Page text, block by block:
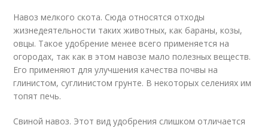
Навоз мелкого скота. Сюда относятся отходы
жизнедеятельности таких животных, как бараны, козы,
овцы. Такое удобрение менее всего применяется на
огородах, так как в этом навозе мало полезных веществ.
Его применяют для улучшения качества почвы на
глинистом, суглинистом грунте. В некоторых селениях им
топят печь.
Свиной навоз. Этот вид удобрения слишком отличается